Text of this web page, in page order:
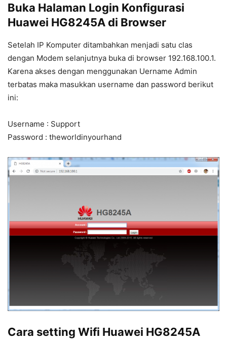
Buka Halaman Login Konfigurasi
Huawei HG8245A di Browser
Setelah IP Komputer ditambahkan menjadi satu clas
dengan Modem selanjutnya buka di browser 192.168.100.1.
Karena akses dengan menggunakan Uername Admin
terbatas maka masukkan username dan password berikut
ini:
Username : Support
Password : theworldinyourhand
Cara setting Wifi Huawei HG8245A